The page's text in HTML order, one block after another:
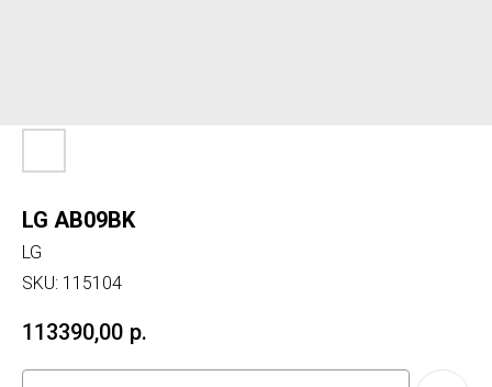
LG AB09BK
LG
SKU: 115104
113390,00 р.